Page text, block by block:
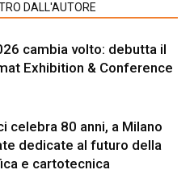
DALL'AUTORE
cambia volto: debutta il
Exhibition & Conference
celebra 80 anni, a Milano
dedicate al futuro della
e cartotecnica